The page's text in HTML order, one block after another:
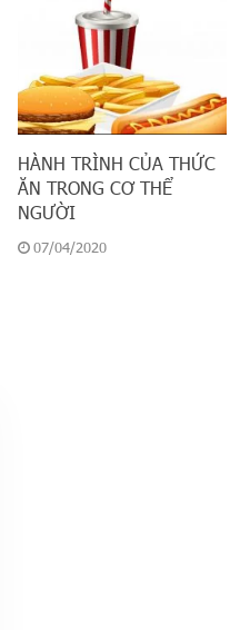
HÀNH TRÌNH CỦA THỨC
ĂN TRONG CƠ THỂ
NGƯỜI
07/04/2020